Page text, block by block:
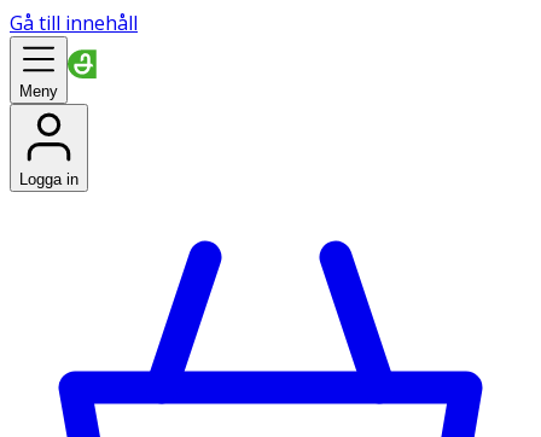
Gå till innehåll
Meny
Logga in